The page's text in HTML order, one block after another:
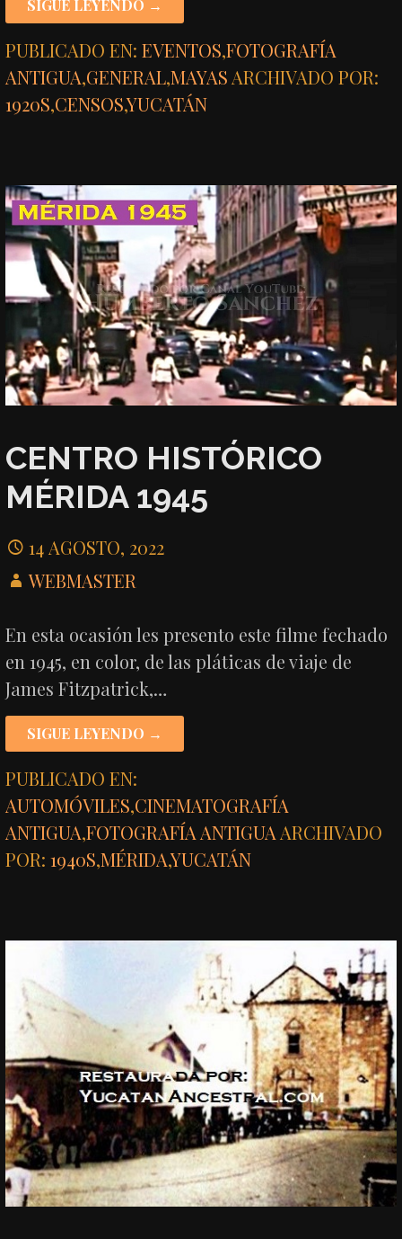
SIGUE LEYENDO →
PUBLICADO EN:EVENTOS,FOTOGRAFÍA
ANTIGUA,GENERAL,MAYAS ARCHIVADO POR:
1920S,CENSOS,YUCATÁN
CENTRO HISTÓRICO
MÉRIDA 1945
14 AGOSTO, 2022
WEBMASTER
En esta ocasión les presento este filme fechado
en 1945, en color, de las pláticas de viaje de
James Fitzpatrick,…
SIGUE LEYENDO →
PUBLICADO EN:
AUTOMÓVILES,CINEMATOGRAFÍA
ANTIGUA,FOTOGRAFÍA ANTIGUA ARCHIVADO
POR:1940S,MÉRIDA,YUCATÁN